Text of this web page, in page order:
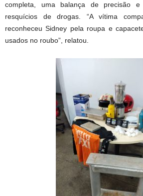
completa, uma balança de precisão e
resquícios de drogas. “A vítima
reconheceu Sidney pela roupa e
usados no roubo”, relatou.